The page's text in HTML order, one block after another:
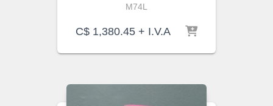
M74L
C$ 1,380.45 + I.V.A